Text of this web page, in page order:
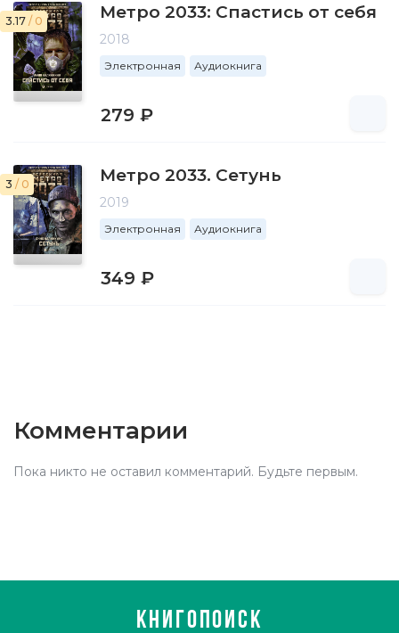
3.17 / 0 Метро 2033: Спастись от себя
2018
Электронная Аудиокнига
279 ₽
3 / 0 Метро 2033. Сетунь
2019
Электронная Аудиокнига
349 ₽
Комментарии
Пока никто не оставил комментарий. Будьте первым.
КНИГОПОИСК